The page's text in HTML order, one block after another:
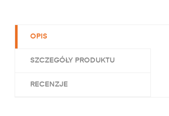
OPIS
SZCZEGÓŁY PRODUKTU
RECENZJE